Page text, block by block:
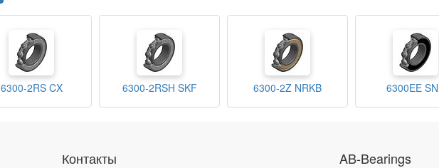
6300-2RS CX 6300-2RSH SKF 6300-2Z NRKB 6300EE
Контакты AB-Bearings